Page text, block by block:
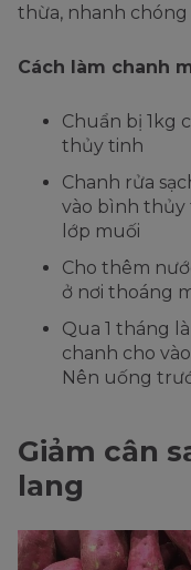
thừa, nhanh chóng
Cách làm chanh
Chuẩn bị 1kg
thủy tinh
Chanh rửa
vào bình thủy
lớp muối
Cho thêm
ở nơi thoáng
Qua 1 tháng
chanh cho
Nên uống
Giảm cân
lang